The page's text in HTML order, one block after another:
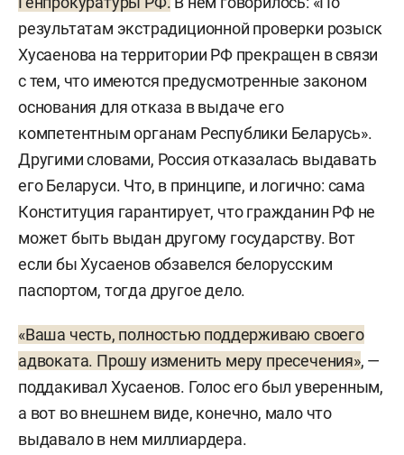
результатам экстрадиционной проверки розыск
Хусаенова на территории РФ прекращен в связи
с тем, что имеются предусмотренные законом
основания для отказа в выдаче его
компетентным органам Республики Беларусь».
Другими словами, Россия отказалась выдавать
его Беларуси. Что, в принципе, и логично: сама
Конституция гарантирует, что гражданин РФ не
может быть выдан другому государству. Вот
если бы Хусаенов обзавелся белорусским
паспортом, тогда другое дело.
«Ваша честь, полностью поддерживаю своего
адвоката. Прошу изменить меру пресечения», —
поддакивал Хусаенов. Голос его был уверенным,
а вот во внешнем виде, конечно, мало что
выдавало в нем миллиардера.